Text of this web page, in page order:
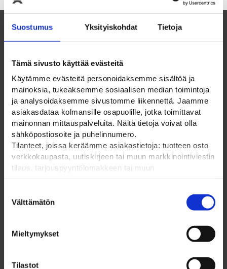
Suostumus Yksityiskohdat Tietoja
Tämä sivusto käyttää evästeitä
Käytämme evästeitä personoidaksemme sisältöä ja
mainoksia, tukeaksemme sosiaalisen median toimintoja
ja analysoidaksemme sivustomme liikennettä. Jaamme
asiakasdataa kolmansille osapuolille, jotka toimittavat
mainonnan mittauspalveluita. Näitä tietoja voivat olla
sähköpostiosoite ja puhelinnumero.
Tilanteet, joissa keräämme asiakastietoja: tuotteen osto
verkkokaupasta, uutiskirjeen tai muun markkinointiviestin
tilaus, tarjouspyyntölomakkeen tai muun
yhteydenottolomakkeen lähettäminen, käyttäjätilin
pyydetään erillinen suostumus tiedon käyttämiseen
markkinoinnissa. Hyväksymällä mainontaevästeet,
hyväksyt asiakasdatan jakamisen kolmansille osapuolille
mainonnan mittaamista varten.
valinta
Välttämätön
Mieltymykset
Tilastot
Suomalainen perheyritys ja luotettava
kumppani vuodesta 1985
ELPAC OY
Olemme suomalainen perheyritys vuodesta 1985.
Tarjoamme kattavasti työmaa- ja liikennetuotteet,
kiinteistötuotteet, liikennemerkit ja opasteet, pääsynhallinnan
ratkaisut, sekä puistokalusteet ja pyöräpysäköinnin ratkaisut
– kaikki kätevästi yhdestä paikasta. Voit tutustua
tuotevalikoimaamme tarkemmin verkkokaupassamme!